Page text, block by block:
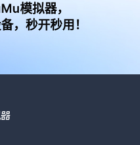
模拟器，
，秒开秒用！